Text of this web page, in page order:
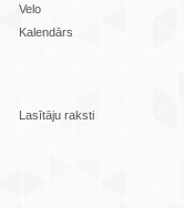
Velo
Kalendārs
Lasītāju raksti